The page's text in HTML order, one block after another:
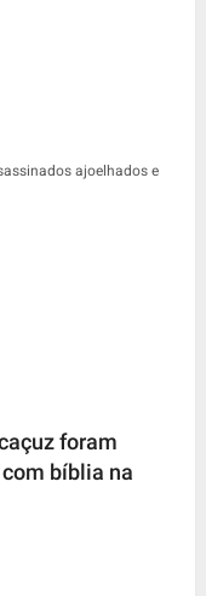
foram
bíblia na